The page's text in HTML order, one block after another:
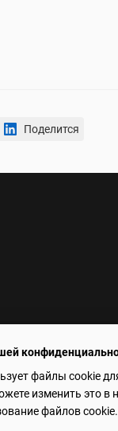
Поделится
файлы cookie
изменить это в
файлов